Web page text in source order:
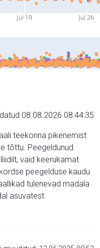
Jul 19 Jul 26
08.08.2026 08:44:35
teekonna pikenemist
tõttu. Peegeldunud
vaid keerukamat
peegelduse kaudu
tulenevad madala
asuvatest